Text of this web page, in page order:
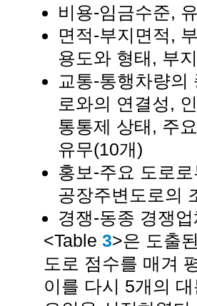
비용-임금수준,
면적-부지면적,
용도와 형태, 부
교통-통행차량
로와의 연결성,
통통제 상태, 주
유무(10개)
홍보-주요 도로
공장주변도로의
경쟁-동종 경쟁
<Table 3>은 도출
도로 점수를 매겨
이를 다시 5개의